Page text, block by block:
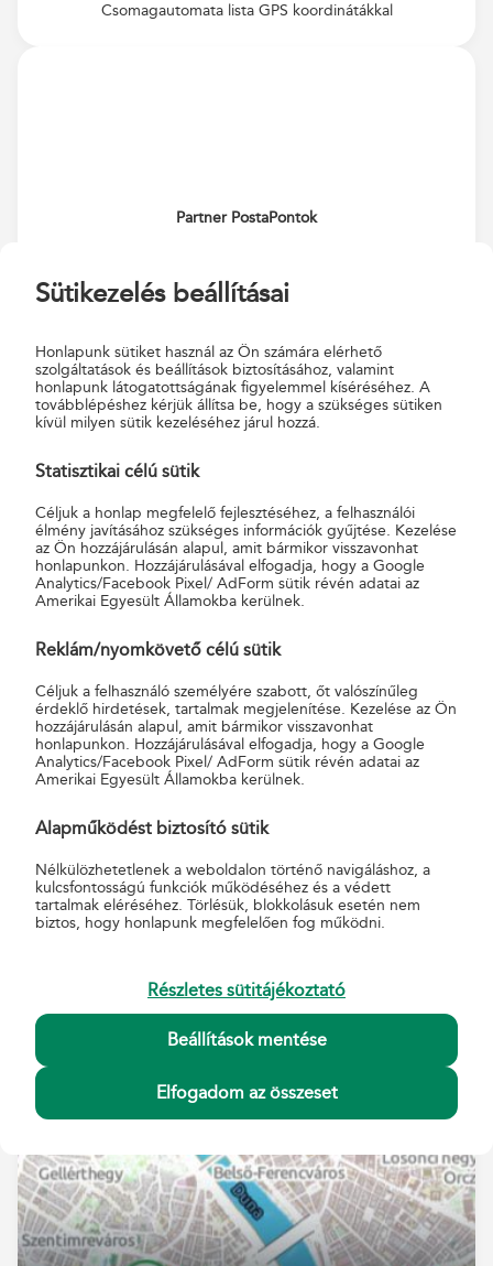
Csomagautomata lista GPS koordinátákkal
Partner PostaPontok
POSTAPONT WEBSHOP SEGÉDANYAGOK
Sütikezelés beállításai
Honlapunk sütiket használ az Ön számára elérhető
szolgáltatások és beállítások biztosításához, valamint
honlapunk látogatottságának figyelemmel kíséréséhez. A
továbblépéshez kérjük állítsa be, hogy a szükséges sütiken
kívül milyen sütik kezeléséhez járul hozzá.
Statisztikai célú sütik
Céljuk a honlap megfelelő fejlesztéséhez, a felhasználói
élmény javításához szükséges információk gyűjtése. Kezelése
az Ön hozzájárulásán alapul, amit bármikor visszavonhat
honlapunkon. Hozzájárulásával elfogadja, hogy a Google
Analytics/Facebook Pixel/ AdForm sütik révén adatai az
Amerikai Egyesült Államokba kerülnek.
Reklám/nyomkövető célú sütik
Céljuk a felhasználó személyére szabott, őt valószínűleg
érdeklő hirdetések, tartalmak megjelenítése. Kezelése az Ön
hozzájárulásán alapul, amit bármikor visszavonhat
honlapunkon. Hozzájárulásával elfogadja, hogy a Google
Analytics/Facebook Pixel/ AdForm sütik révén adatai az
Amerikai Egyesült Államokba kerülnek.
Alapműködést biztosító sütik
Nélkülözhetetlenek a weboldalon történő navigáláshoz, a
kulcsfontosságú funkciók működéséhez és a védett
tartalmak eléréséhez. Törlésük, blokkolásuk esetén nem
biztos, hogy honlapunk megfelelően fog működni.
Részletes sütitájékoztató
Beállítások mentése
Elfogadom az összeset